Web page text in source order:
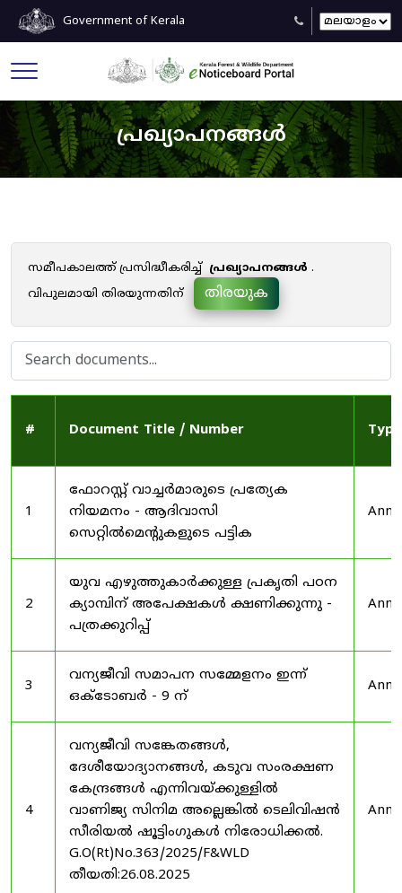
Government of Kerala
പ്രഖ്യാപനങ്ങൾ
സമീപകാലത്ത് പ്രസിദ്ധീകരിച്ച് പ്രഖ്യാപനങ്ങൾ .
വിപുലമായി തിരയുന്നതിന്
തിരയുക
# Document Title / Number Type
1
ഫോറസ്റ്റ് വാച്ചർമാരുടെ പ്രത്യേക
നിയമനം - ആദിവാസി
സെറ്റിൽമെന്റുകളുടെ പട്ടിക
2
യുവ എഴുത്തുകാർക്കുള്ള പ്രകൃതി പഠന
ക്യാമ്പിന് അപേക്ഷകൾ ക്ഷണിക്കുന്നു -
പത്രക്കുറിപ്പ്
3
വന്യജീവി സമാപന സമ്മേളനം ഇന്ന്
ഒക്ടോബർ - 9 ന്
4
വന്യജീവി സങ്കേതങ്ങൾ,
ദേശീയോദ്യാനങ്ങൾ, കടുവ സംരക്ഷണ
കേന്ദ്രങ്ങൾ എന്നിവയ്ക്കുള്ളിൽ
വാണിജ്യ സിനിമ അല്ലെങ്കിൽ ടെലിവിഷൻ
സീരിയൽ ഷൂട്ടിംഗുകൾ നിരോധിക്കൽ.
G.O(Rt)No.363/2025/F&WLD
തീയതി:26.08.2025